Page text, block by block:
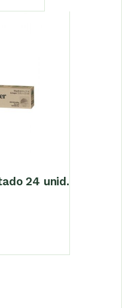
24 unid.